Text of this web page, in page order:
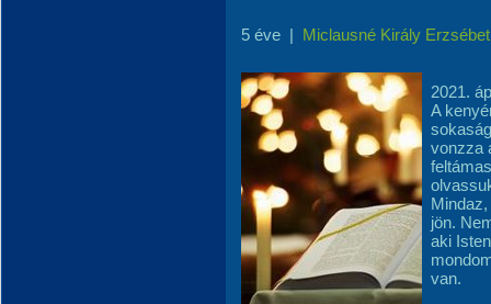
5 éve | Miclausné Király Erzsébet
2021.
A
vonzza
jön.
aki
van.